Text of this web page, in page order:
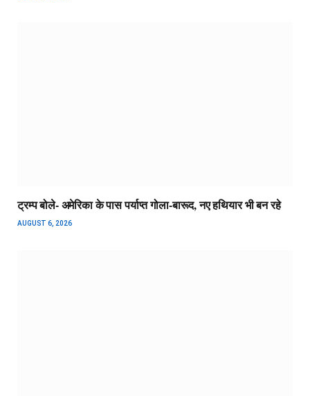
ट्रम्प बोले- अमेरिका के पास पर्याप्त गोला-बारूद, नए हथियार भी बन रहे
AUGUST 6, 2026